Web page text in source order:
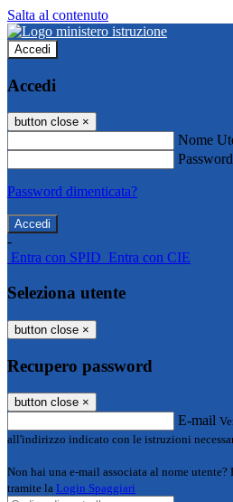
Salta al contenuto
Accedi
Accedi
button close ×
Nome
Password
Password dimenticata?
-
Entra con SPID Entra con CIE
Seleziona utente
button close ×
Recupero password
button close ×
E-mail
all'indirizzo indicato con le istruzioni
Non hai una e-mail associata al nome
tramite la Login Spaggiari